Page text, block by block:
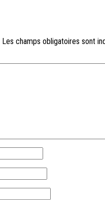
Les champs obligatoires sont